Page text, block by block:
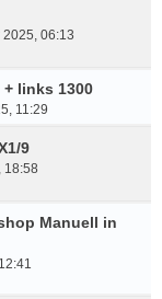
2025, 06:13
links 1300
11:29
9
18:58
Manuell in